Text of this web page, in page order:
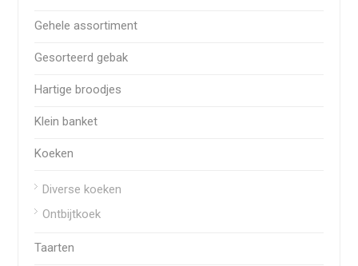
Gehele assortiment
Gesorteerd gebak
Hartige broodjes
Klein banket
Koeken
Diverse koeken
Ontbijtkoek
Taarten